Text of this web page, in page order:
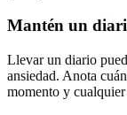
Mantén un
Llevar un diario
ansiedad. Anota
momento y